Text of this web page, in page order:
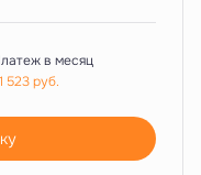
в месяц
523руб.